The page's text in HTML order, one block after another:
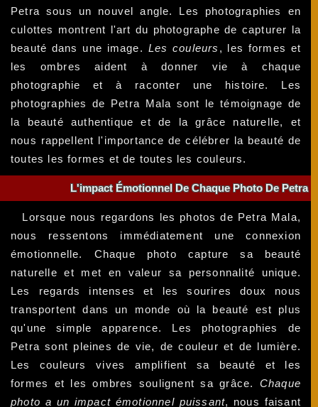
Petra sous un nouvel angle. Les photographies en
culottes montrent l'art du photographe de capturer la
beauté dans une image. Les couleurs , les formes et
les ombres aident à donner vie à chaque
photographie et à raconter une histoire. Les
photographies de Petra Mala sont le témoignage de
la beauté authentique et de la grâce naturelle, et
nous rappellent l'importance de célébrer la beauté de
toutes les formes et de toutes les couleurs.
L'impact Émotionnel De Chaque Photo De Petra
Lorsque nous regardons les photos de Petra Mala,
nous ressentons immédiatement une connexion
émotionnelle. Chaque photo capture sa beauté
naturelle et met en valeur sa personnalité unique.
Les regards intenses et les sourires doux nous
transportent dans un monde où la beauté est plus
qu'une simple apparence. Les photographies de
Petra sont pleines de vie, de couleur et de lumière.
Les couleurs vives amplifient sa beauté et les
formes et les ombres soulignent sa grâce. Chaque
photo a un impact émotionnel puissant, nous faisant